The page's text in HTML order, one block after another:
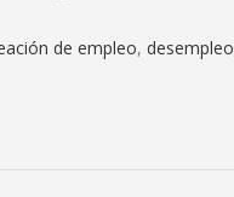
de empleo, desempleo